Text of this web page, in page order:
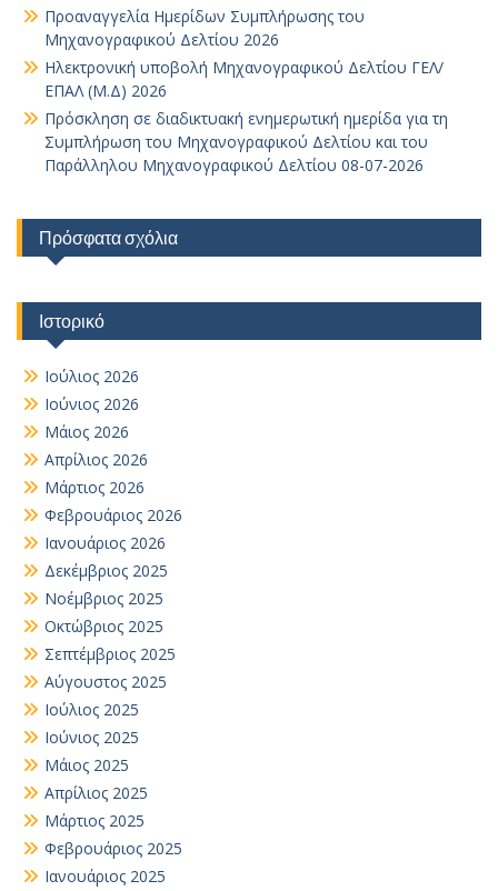
Προαναγγελία Ημερίδων Συμπλήρωσης του
Μηχανογραφικού Δελτίου 2026
Ηλεκτρονική υποβολή Μηχανογραφικού Δελτίου ΓΕΛ/
ΕΠΑΛ (Μ.Δ) 2026
Πρόσκληση σε διαδικτυακή ενημερωτική ημερίδα για τη
Συμπλήρωση του Μηχανογραφικού Δελτίου και του
Παράλληλου Μηχανογραφικού Δελτίου 08-07-2026
Πρόσφατα σχόλια
Ιστορικό
Ιούλιος 2026
Ιούνιος 2026
Μάιος 2026
Απρίλιος 2026
Μάρτιος 2026
Φεβρουάριος 2026
Ιανουάριος 2026
Δεκέμβριος 2025
Νοέμβριος 2025
Οκτώβριος 2025
Σεπτέμβριος 2025
Αύγουστος 2025
Ιούλιος 2025
Ιούνιος 2025
Μάιος 2025
Απρίλιος 2025
Μάρτιος 2025
Φεβρουάριος 2025
Ιανουάριος 2025